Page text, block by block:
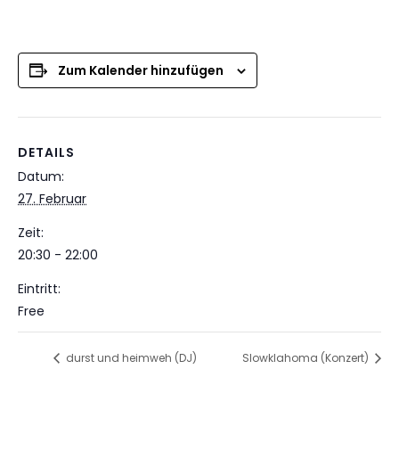
Zum Kalender hinzufügen
DETAILS
Datum:
27. Februar
Zeit:
20:30 - 22:00
Eintritt:
Free
durst und heimweh (DJ) Slowklahoma (Konzert)